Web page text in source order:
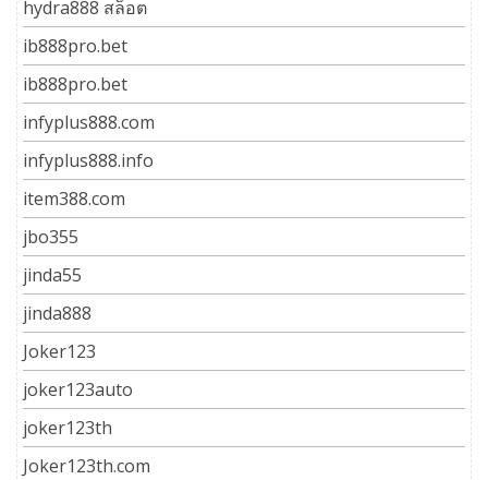
hydra888 สล็อต
ib888pro.bet
ib888pro.bet
infyplus888.com
infyplus888.info
item388.com
jbo355
jinda55
jinda888
Joker123
joker123auto
joker123th
Joker123th.com